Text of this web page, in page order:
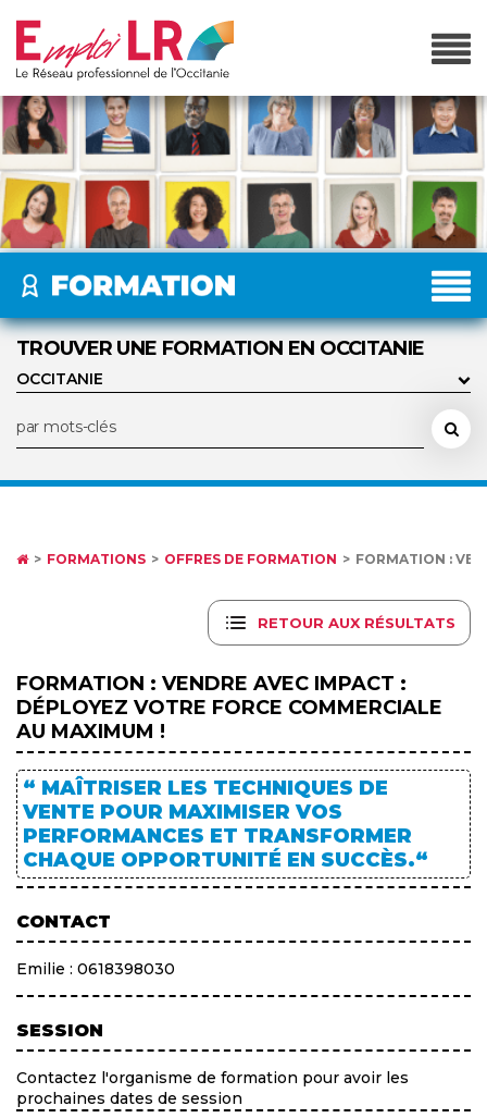
TROUVER UNE FORMATION EN OCCITANIE
FORMATIONS OFFRES DE FORMATION FORMATION :
RETOUR AUX RÉSULTATS
FORMATION : VENDRE AVEC IMPACT :
DÉPLOYEZ VOTRE FORCE COMMERCIALE
AU MAXIMUM !
“ MAÎTRISER LES TECHNIQUES DE
VENTE POUR MAXIMISER VOS
PERFORMANCES ET TRANSFORMER
CHAQUE OPPORTUNITÉ EN SUCCÈS.“
CONTACT
Emilie : 0618398030
SESSION
Contactez l'organisme de formation pour avoir les
prochaines dates de session